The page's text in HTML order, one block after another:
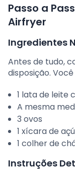
Passo a
Airfryer
Ingredientes
Antes de tudo,
disposição.
1 lata de leite
A mesma
3 ovos
1 xícara de
1 colher de
Instruções